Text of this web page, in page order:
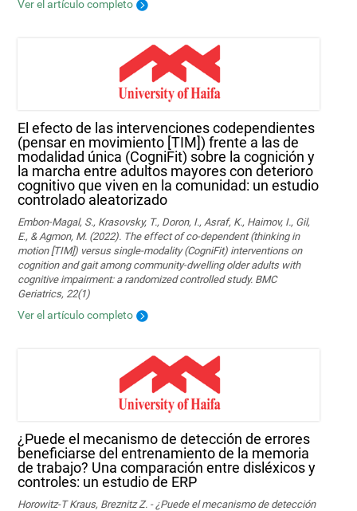
Ver el artículo completo
El efecto de las intervenciones codependientes
(pensar en movimiento [TIM]) frente a las de
modalidad única (CogniFit) sobre la cognición y
la marcha entre adultos mayores con deterioro
cognitivo que viven en la comunidad: un estudio
controlado aleatorizado
Embon-Magal, S., Krasovsky, T., Doron, I., Asraf, K., Haimov, I., Gil,
E., & Agmon, M. (2022). The effect of co-dependent (thinking in
motion [TIM]) versus single-modality (CogniFit) interventions on
cognition and gait among community-dwelling older adults with
cognitive impairment: a randomized controlled study. BMC
Geriatrics, 22(1)
Ver el artículo completo
¿Puede el mecanismo de detección de errores
beneficiarse del entrenamiento de la memoria
de trabajo? Una comparación entre disléxicos y
controles: un estudio de ERP
Horowitz-T Kraus, Breznitz Z. - ¿Puede el mecanismo de detección